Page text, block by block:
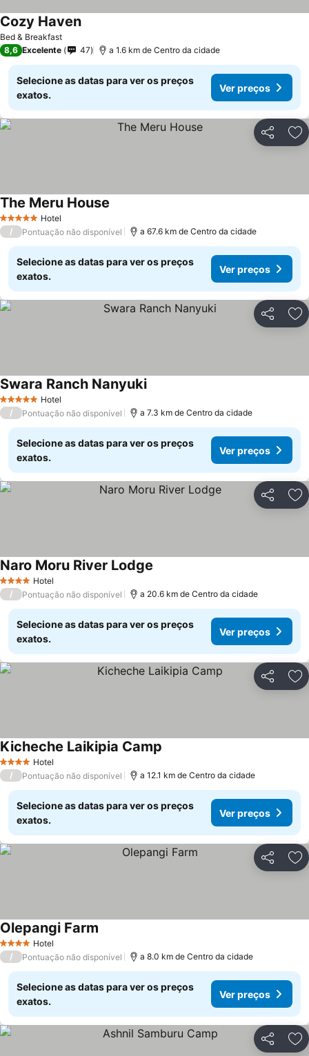
Bed & Breakfast
Cozy HavenVer preços
8,6 Excelente 47 a 1.6 km de Centro da cidade
Selecione as datas para ver os preços
exatos.
Ver preços
Partilhar
5 Estrelas Hotel
The Meru House
/ Pontuação não disponível a 67.6 km de Centro da cidade
Selecione as datas para ver os preços
exatos.
Ver preços
Partilhar
5 Estrelas Hotel
Swara Ranch NanyukiVer preços
/ Pontuação não disponível a 7.3 km de Centro da cidade
Selecione as datas para ver os preços
exatos.
Ver preços
Partilhar
4 EstrelasHotel
Naro Moru River Lodge
/ Pontuação não disponível a 20.6 km de Centro da cidade
Selecione as datas para ver os preços
exatos.
Ver preços
Partilhar
4 EstrelasHotel
Kicheche Laikipia Camp
/ Pontuação não disponível a 12.1 km de Centro da cidade
Selecione as datas para ver os preços
exatos.
Ver preços
Partilhar
4 EstrelasHotel
Olepangi Farm
/ Pontuação não disponível a 8.0 km de Centro da cidade
Selecione as datas para ver os preços
exatos.
Ver preços
Partilhar